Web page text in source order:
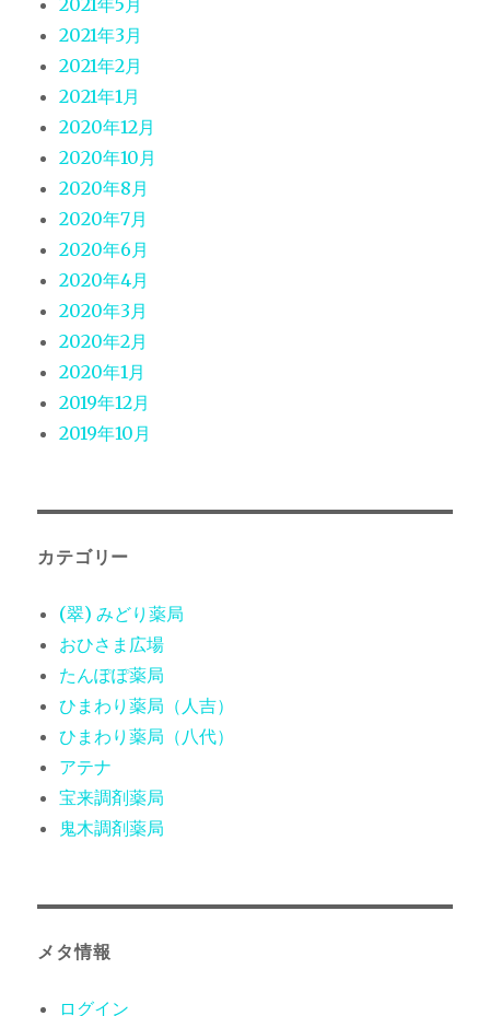
2021年5月
2021年3月
2021年2月
2021年1月
2020年12月
2020年10月
2020年8月
2020年7月
2020年6月
2020年4月
2020年3月
2020年2月
2020年1月
2019年12月
2019年10月
カテゴリー
(翠) みどり薬局
おひさま広場
たんぽぽ薬局
ひまわり薬局（人吉）
ひまわり薬局（八代）
アテナ
宝来調剤薬局
鬼木調剤薬局
メタ情報
ログイン